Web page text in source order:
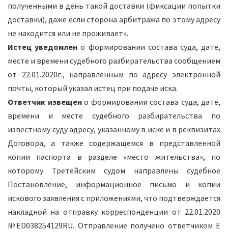
полученными в день такой доставки (фиксации попытки
доставки), даже если сторона арбитража по этому адресу
не находится или не проживает».
Истец уведомлен о формировании состава суда, дате,
месте и времени судебного разбирательства сообщением
от 22.01.2020г., направленным по адресу электронной
почты, который указал истец при подаче иска.
Ответчик извещено формировании состава суда, дате,
времени и месте судебного разбирательства по
известному суду адресу, указанному в иске и в реквизитах
Договора, а также содержащемся в представленной
копии паспорта в разделе «место жительства», по
которому Третейским судом направлены судебное
Постановление, информационное письмо и копии
искового заявления с приложениями, что подтверждается
накладной на отправку корреспонденции от 22.01.2020
№ED038254129RU. Отправление получено ответчиком Е